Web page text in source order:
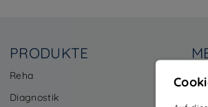
PRODUKTE
Reha
Diagnostik